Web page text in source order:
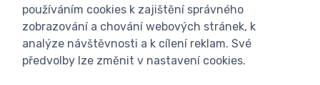
používáním cookies k zajištění správného
zobrazování a chování webových stránek, k
analýze návštěvnosti a k cílení reklam. Své
předvolby lze změnit v nastavení cookies.